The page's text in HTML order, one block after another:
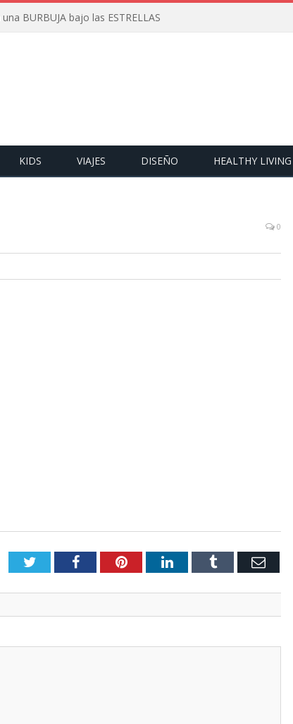
BURBUJA bajo las ESTRELLAS
KIDS VIAJES DISEÑO HEALTHY LIVING
0
TwitterFacebookPinterestLinkedInTumblr Email